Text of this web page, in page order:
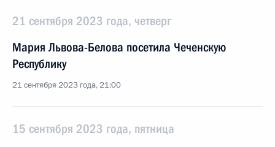
21 сентября 2023 года, четверг
Мария Львова-Белова посетила Чеченскую
Республику
21 сентября 2023 года, 21:00
15 сентября 2023 года, пятница